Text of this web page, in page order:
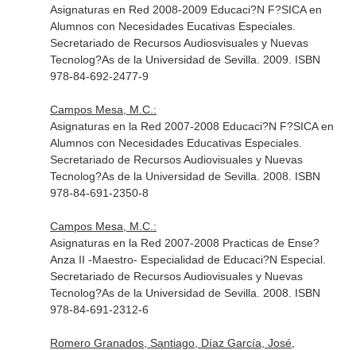
Asignaturas en Red 2008-2009 Educaci?N F?SICA en
Alumnos con Necesidades Eucativas Especiales.
Secretariado de Recursos Audiosvisuales y Nuevas
Tecnolog?As de la Universidad de Sevilla. 2009. ISBN
978-84-692-2477-9
Campos Mesa, M.C.:
Asignaturas en la Red 2007-2008 Educaci?N F?SICA en
Alumnos con Necesidades Educativas Especiales.
Secretariado de Recursos Audiovisuales y Nuevas
Tecnolog?As de la Universidad de Sevilla. 2008. ISBN
978-84-691-2350-8
Campos Mesa, M.C.:
Asignaturas en la Red 2007-2008 Practicas de Ense?
Anza II -Maestro- Especialidad de Educaci?N Especial.
Secretariado de Recursos Audiovisuales y Nuevas
Tecnolog?As de la Universidad de Sevilla. 2008. ISBN
978-84-691-2312-6
Romero Granados, Santiago, Díaz García, José,